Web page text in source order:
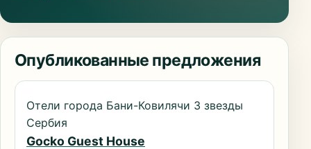
Опубликованные предложения
Отели города Бани-Ковилячи 3 звезды
Сербия
Gocko Guest House